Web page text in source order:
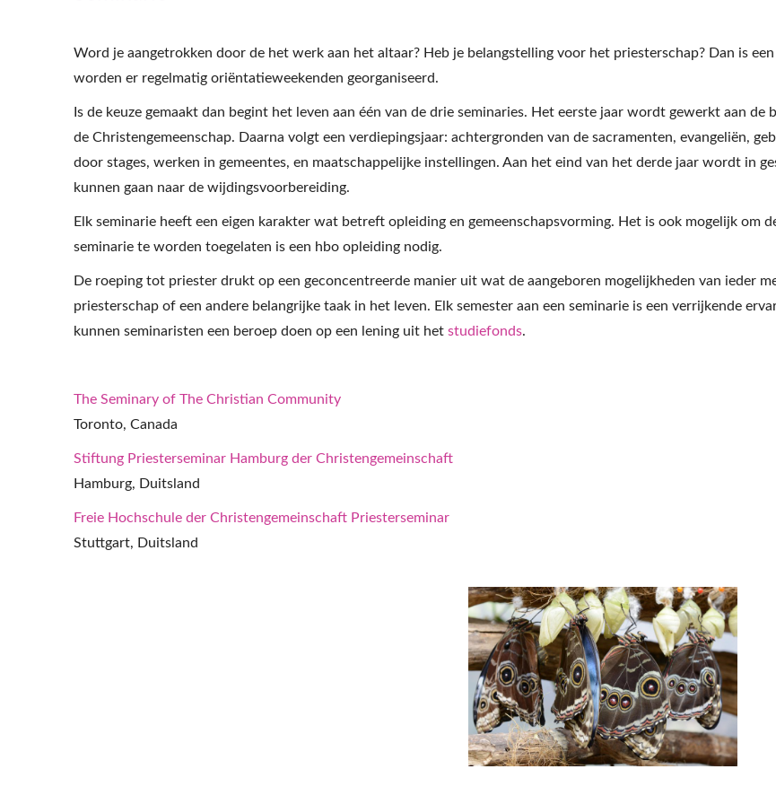
Word je aangetrokken door de het werk aan het altaar? Heb je belangstelling voor het priesterschap? Dan is
worden er regelmatig oriëntatieweekenden georganiseerd.
Is de keuze gemaakt dan begint het leven aan één van de drie seminaries. Het eerste jaar wordt gewerkt aan
de Christengemeenschap. Daarna volgt een verdiepingsjaar: achtergronden van de sacramenten, evangeliën,
door stages, werken in gemeentes, en maatschappelijke instellingen. Aan het eind van het derde jaar wordt in
kunnen gaan naar de wijdingsvoorbereiding.
Elk seminarie heeft een eigen karakter wat betreft opleiding en gemeenschapsvorming. Het is ook mogelijk om
seminarie te worden toegelaten is een hbo opleiding nodig.
De roeping tot priester drukt op een geconcentreerde manier uit wat de aangeboren mogelijkheden van ieder
priesterschap of een andere belangrijke taak in het leven. Elk semester aan een seminarie is een verrijkende
kunnen seminaristen een beroep doen op een lening uit het studiefonds.
The Seminary of The Christian Community
Toronto, Canada
Stiftung Priesterseminar Hamburg der Christengemeinschaft
Hamburg, Duitsland
Freie Hochschule der Christengemeinschaft Priesterseminar
Stuttgart, Duitsland